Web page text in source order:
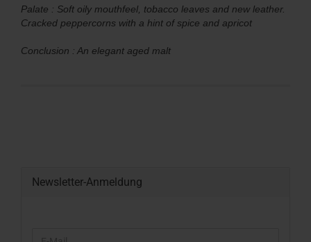
Palate : Soft oily mouthfeel, tobacco leaves and new leather.
Cracked peppercorns with a hint of spice and apricot
Conclusion : An elegant aged malt
Newsletter-Anmeldung